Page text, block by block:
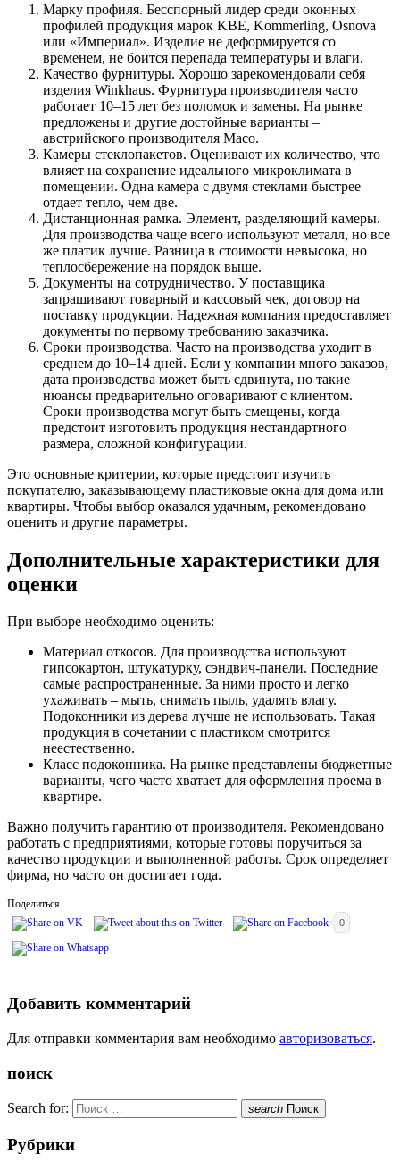
Марку профиля. Бесспорный лидер среди оконных
профилей продукция марок KBE, Kommerling, Osnova
или «Империал». Изделие не деформируется со
временем, не боится перепада температуры и влаги.
Качество фурнитуры. Хорошо зарекомендовали себя
изделия Winkhaus. Фурнитура производителя часто
работает 10–15 лет без поломок и замены. На рынке
предложены и другие достойные варианты –
австрийского производителя Maco.
Камеры стеклопакетов. Оценивают их количество, что
влияет на сохранение идеального микроклимата в
помещении. Одна камера с двумя стеклами быстрее
отдает тепло, чем две.
Дистанционная рамка. Элемент, разделяющий камеры.
Для производства чаще всего используют металл, но все
же платик лучше. Разница в стоимости невысока, но
теплосбережение на порядок выше.
Документы на сотрудничество. У поставщика
запрашивают товарный и кассовый чек, договор на
поставку продукции. Надежная компания предоставляет
документы по первому требованию заказчика.
Сроки производства. Часто на производства уходит в
среднем до 10–14 дней. Если у компании много заказов,
дата производства может быть сдвинута, но такие
нюансы предварительно оговаривают с клиентом.
Сроки производства могут быть смещены, когда
предстоит изготовить продукция нестандартного
размера, сложной конфигурации.
Это основные критерии, которые предстоит изучить
покупателю, заказывающему пластиковые окна для дома или
квартиры. Чтобы выбор оказался удачным, рекомендовано
оценить и другие параметры.
Дополнительные характеристики для
оценки
При выборе необходимо оценить:
Материал откосов. Для производства используют
гипсокартон, штукатурку, сэндвич-панели. Последние
самые распространенные. За ними просто и легко
ухаживать – мыть, снимать пыль, удалять влагу.
Подоконники из дерева лучше не использовать. Такая
продукция в сочетании с пластиком смотрится
неестественно.
Класс подоконника. На рынке представлены бюджетные
варианты, чего часто хватает для оформления проема в
квартире.
Важно получить гарантию от производителя. Рекомендовано
работать с предприятиями, которые готовы поручиться за
качество продукции и выполненной работы. Срок определяет
фирма, но часто он достигает года.
Поделиться...
0
Добавить комментарий
Для отправки комментария вам необходимо авторизоваться.
поиск
Search for: search Поиск
Рубрики